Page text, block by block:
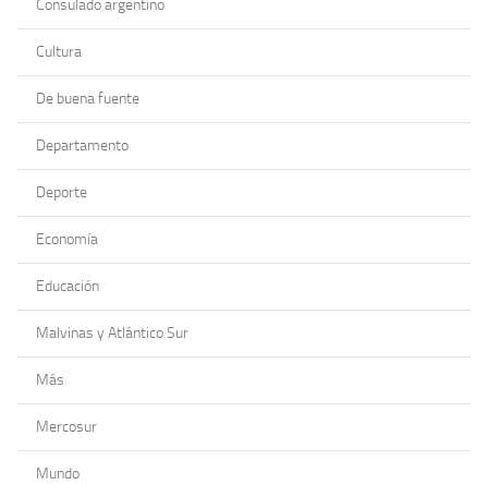
Consulado argentino
Cultura
De buena fuente
Departamento
Deporte
Economía
Educación
Malvinas y Atlántico Sur
Más
Mercosur
Mundo